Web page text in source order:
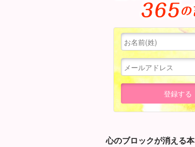
心のブロックが消える本